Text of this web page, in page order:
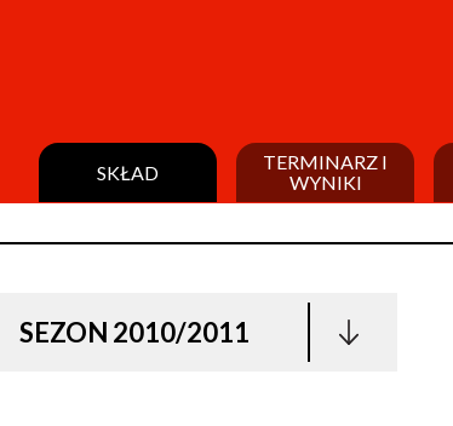
SKŁAD
TERMINARZ I
WYNIKI
SEZON 2010/2011